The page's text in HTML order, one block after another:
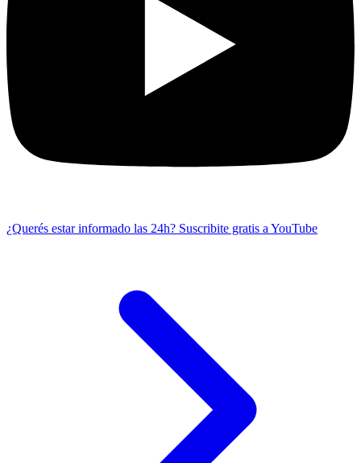
¿Querés estar informado las 24h? Suscribite gratis a YouTube